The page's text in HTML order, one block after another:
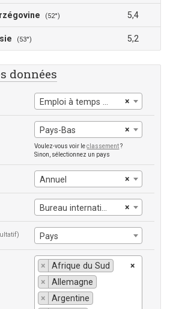
(52°) 5,4
(53°) 5,2
données
×
Emploi à temps partiel, hommes
×
Pays-Bas
Voulez-vous voir leclassement?
Sinon, sélectionnez un pays
×
Annuel
×
Bureau international du Travail
Pays
×
×
Afrique du Sud
×
Allemagne
×
Argentine